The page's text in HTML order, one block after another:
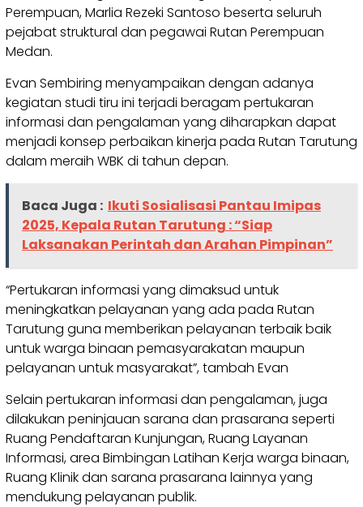
Perempuan, Marlia Rezeki Santoso beserta seluruh
pejabat struktural dan pegawai Rutan Perempuan
Medan.
Evan Sembiring menyampaikan dengan adanya
kegiatan studi tiru ini terjadi beragam pertukaran
informasi dan pengalaman yang diharapkan dapat
menjadi konsep perbaikan kinerja pada Rutan Tarutung
dalam meraih WBK di tahun depan.
Baca Juga : Ikuti Sosialisasi Pantau Imipas
2025, Kepala Rutan Tarutung : “Siap
Laksanakan Perintah dan Arahan Pimpinan”
“Pertukaran informasi yang dimaksud untuk
meningkatkan pelayanan yang ada pada Rutan
Tarutung guna memberikan pelayanan terbaik baik
untuk warga binaan pemasyarakatan maupun
pelayanan untuk masyarakat”, tambah Evan
Selain pertukaran informasi dan pengalaman, juga
dilakukan peninjauan sarana dan prasarana seperti
Ruang Pendaftaran Kunjungan, Ruang Layanan
Informasi, area Bimbingan Latihan Kerja warga binaan,
Ruang Klinik dan sarana prasarana lainnya yang
mendukung pelayanan publik.